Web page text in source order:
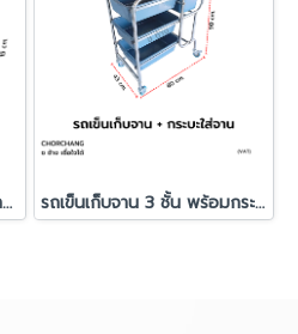
พาเลทพลาสติก (รุ่นหนา) ขนาด 100x120x15 cm. รถเข็นเก็บจาน 3 ชั้น พร้อมกระบะใส่ภาชนะ